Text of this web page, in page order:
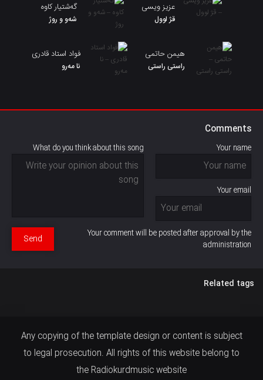
عزیز ویسی
قژ لوول
گەشتیار کاوە
شەو و روژ
هیمن حاتمی
راستی راستی
فواد استاد قادری
نا مەرو
Comments
Your name
Your email
What do you think about this song
Your comment will be posted after approval by the
administration
Send
Related tags
Any copying of the template design or content is subject
to legal prosecution. All rights of this website belong to
the Radiokurdmusic website